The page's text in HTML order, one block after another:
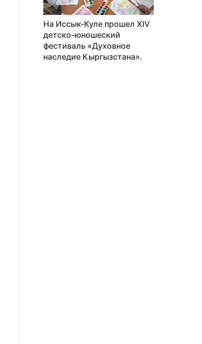
На Иссык-Куле прошел XIV
детско-юношеский
фестиваль «Духовное
наследие Кыргызстана».